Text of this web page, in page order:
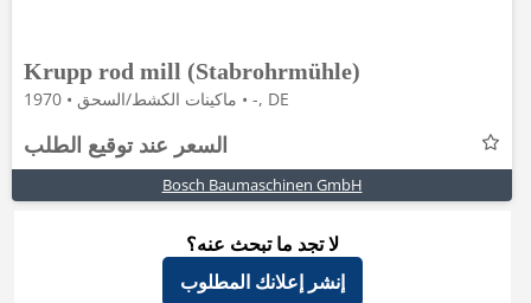
Krupp rod mill (Stabrohrmühle)
ماكينات الكشط/السحق • 1970 • -, DE
السعر عند توقيع الطلب
Bosch Baumaschinen GmbH
لا تجد ما تبحث عنه؟
إنشر إعلانك المطلوب